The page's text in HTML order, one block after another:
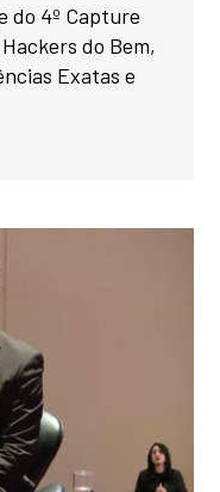
do 4º Capture
do Bem,
Exatas e